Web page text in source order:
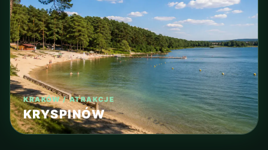
KRAKÓW / ATRAKCJE
KRYSPINÓW